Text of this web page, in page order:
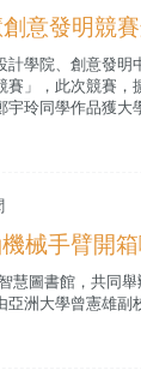
意發明競
計學院、創意發明
賽」，此次競賽，
宇玲同學作品獲大
械手臂開箱
慧圖書館，共同
亞洲大學曾憲雄副